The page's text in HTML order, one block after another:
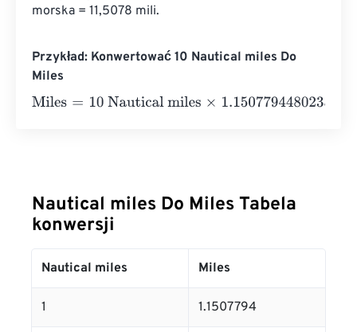
morska = 11,5078 mili.
Przykład: Konwertować 10 Nautical miles Do
Miles
Miles= 10 Nautical miles ×1.1507794480235=11.5077945
Nautical miles Do Miles Tabela
konwersji
Nautical miles Miles
1 1.1507794